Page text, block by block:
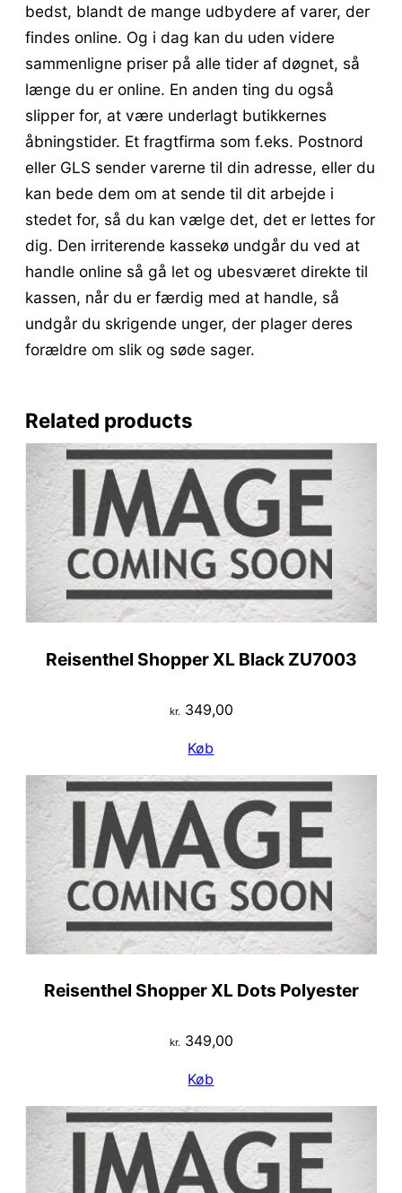
bedst, blandt de mange udbydere af varer, der
findes online. Og i dag kan du uden videre
sammenligne priser på alle tider af døgnet, så
længe du er online. En anden ting du også
slipper for, at være underlagt butikkernes
åbningstider. Et fragtfirma som f.eks. Postnord
eller GLS sender varerne til din adresse, eller du
kan bede dem om at sende til dit arbejde i
stedet for, så du kan vælge det, det er lettes for
dig. Den irriterende kassekø undgår du ved at
handle online så gå let og ubesværet direkte til
kassen, når du er færdig med at handle, så
undgår du skrigende unger, der plager deres
forældre om slik og søde sager.
Related products
Reisenthel Shopper XL Black ZU7003
kr. 349,00
Køb
Reisenthel Shopper XL Dots Polyester
kr.349,00
Køb